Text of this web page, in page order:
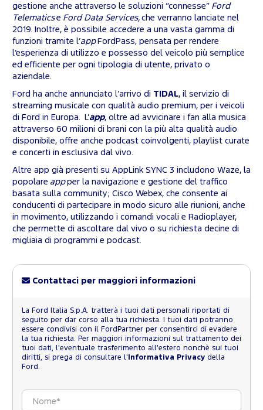
gestione anche attraverso le soluzioni “connesse” Ford
Telematics e Ford Data Services, che verranno lanciate nel
2019. Inoltre, è possibile accedere a una vasta gamma di
funzioni tramite l’app FordPass, pensata per rendere
l’esperienza di utilizzo e possesso del veicolo più semplice
ed efficiente per ogni tipologia di utente, privato o
aziendale.
Ford ha anche annunciato l’arrivo di TIDAL, il servizio di
streaming musicale con qualità audio premium, per i veicoli
di Ford in Europa. L’app, oltre ad avvicinare i fan alla musica
attraverso 60 milioni di brani con la più alta qualità audio
disponibile, offre anche podcast coinvolgenti, playlist curate
e concerti in esclusiva dal vivo.
Altre app già presenti su AppLink SYNC 3 includono Waze, la
popolare app per la navigazione e gestione del traffico
basata sulla community; Cisco Webex, che consente ai
conducenti di partecipare in modo sicuro alle riunioni, anche
in movimento, utilizzando i comandi vocali e Radioplayer,
che permette di ascoltare dal vivo o su richiesta decine di
migliaia di programmi e podcast.
Contattaci per maggiori informazioni
La Ford Italia S.p.A. tratterà i tuoi dati personali riportati di
seguito per dar corso alla tua richiesta. I tuoi dati potranno
essere condivisi con il FordPartner per consentirci di evadere
la tua richiesta. Per maggiori informazioni sul trattamento dei
tuoi dati, l'eventuale trasferimento all'estero nonchè sui tuoi
diritti, si prega di consultare l' Informativa Privacy della
Ford.